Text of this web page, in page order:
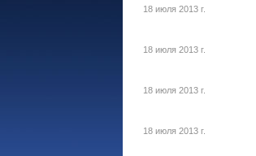
18 июля 2013 г.
18 июля 2013 г.
18 июля 2013 г.
18 июля 2013 г.